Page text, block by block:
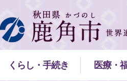
くらし・手続き 医療・